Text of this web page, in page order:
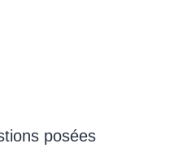
posées